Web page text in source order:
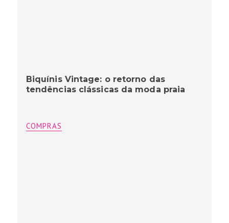
Biquínis Vintage: o retorno das
tendências clássicas da moda praia
COMPRAS